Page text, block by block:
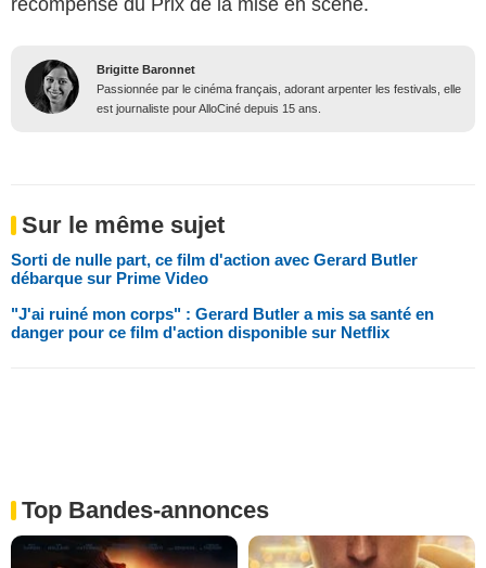
Brigitte Baronnet
Passionnée par le cinéma français, adorant arpenter les festivals, elle
est journaliste pour AlloCiné depuis 15 ans.
Sur le même sujet
Sorti de nulle part, ce film d'action avec Gerard Butler
débarque sur Prime Video
"J'ai ruiné mon corps" : Gerard Butler a mis sa santé en
danger pour ce film d'action disponible sur Netflix
Top Bandes-annonces